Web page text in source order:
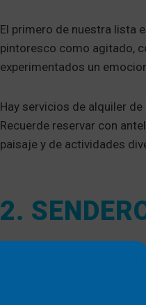
El primero de nuestra lista
pintoresco como agitado,
experimentados un
Hay servicios de alquiler
Recuerde reservar con
paisaje y de actividades
2.
El sendero del río
mientras disfruta de
Norte. Ofrece